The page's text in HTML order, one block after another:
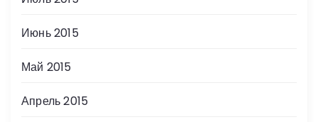
Июнь 2015
Май 2015
Апрель 2015